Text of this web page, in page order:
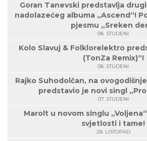
Goran Tanevski predstavlja
nadolazećeg albuma „Ascend“!
pjesmu „Sreken
08. STUDENI
Kolo Slavuj & Folklorelektro
(TonZa Remix)“!
08. STUDENI
Rajko Suhodolčan, na
predstavio je novi singl
07. STUDENI
Marolt u novom singlu
svjetlosti i tame!
28. LISTOPAD